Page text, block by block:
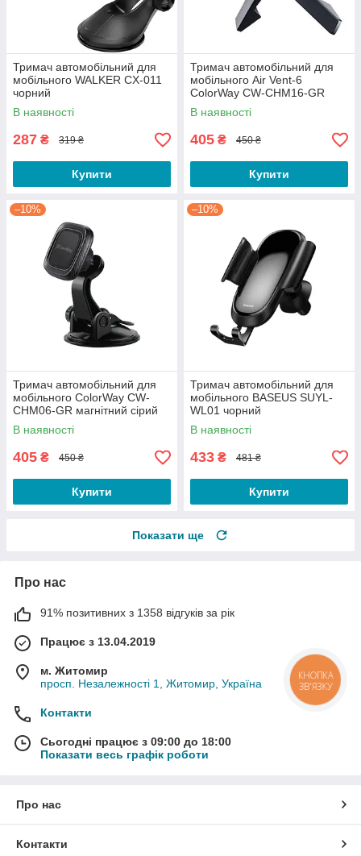
Тримач автомобільний для
мобільного WALKER CX-011
чорний
В наявності
287 ₴ 319 ₴
Купити
Тримач автомобільний для
мобільного Air Vent-6
ColorWay CW-CHM16-GR
магнітний сірий
В наявності
405 ₴ 450 ₴
Купити
–10%
Тримач автомобільний для
мобільного ColorWay CW-
CHM06-GR магнітний сірий
В наявності
405 ₴ 450 ₴
Купити
–10%
Тримач автомобільний для
мобільного BASEUS SUYL-
WL01 чорний
В наявності
433 ₴ 481 ₴
Купити
Показати ще
Про нас
91% позитивних з 1358 відгуків за рік
Працює з 13.04.2019
м. Житомир
просп. Незалежності 1, Житомир, Україна
Контакти
Сьогодні працює з 09:00 до 18:00
Показати весь графік роботи
Про нас
Контакти
КНОПКА
ЗВ'ЯЗКУ